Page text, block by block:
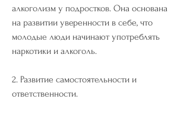
алкоголизм у подростков. Она основана
на развитии уверенности в себе, что
молодые люди начинают употреблять
наркотики и алкоголь.
2. Развитие самостоятельности и
ответственности.